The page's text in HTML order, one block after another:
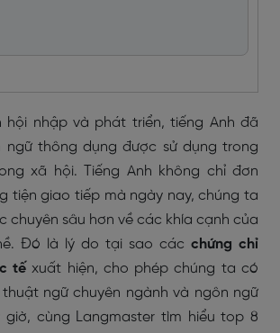
hội nhập và phát triển, tiếng Anh đã
ngữ thông dụng được sử dụng trong
xã hội. Tiếng Anh không chỉ đơn
tiện giao tiếp mà ngày nay, chúng ta
chuyên sâu hơn về các khía cạnh của
Đó là lý do tại sao các chứng chỉ
tếxuất hiện, cho phép chúng ta có
ngữ chuyên ngành và ngôn ngữ
giờ, cùng Langmaster tìm hiểu top 8